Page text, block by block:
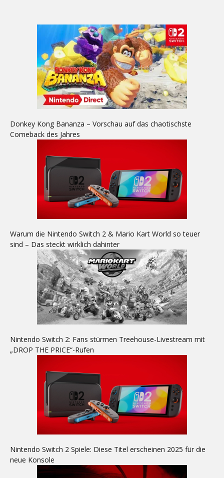
Donkey Kong Bananza – Vorschau auf das chaotischste
Comeback des Jahres
Warum die Nintendo Switch 2 & Mario Kart World so teuer
sind – Das steckt wirklich dahinter
Nintendo Switch 2: Fans stürmen Treehouse-Livestream mit
„DROP THE PRICE“-Rufen
Nintendo Switch 2 Spiele: Diese Titel erscheinen 2025 für die
neue Konsole